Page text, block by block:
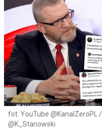
fot. YouTube @KanalZeroPL
@K_Stanowski